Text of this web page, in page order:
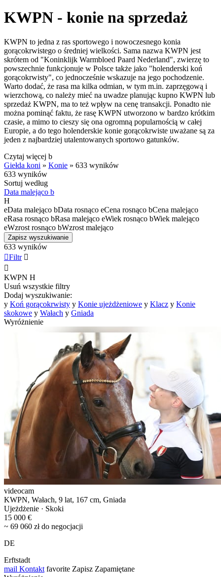
KWPN - konie na sprzedaż
KWPN to jedna z ras sportowego i nowoczesnego konia
gorącokrwistego o średniej wielkości. Sama nazwa KWPN jest
skrótem od "Koninklijk Warmbloed Paard Nederland", zwierzę to
powszechnie funkcjonuje w Polsce także jako "holenderski koń
gorącokrwisty", co jednocześnie wskazuje na jego pochodzenie.
Warto dodać, że rasa ma kilka odmian, w tym m.in. zaprzęgową i
wierzchową, co należy mieć na uwadze planując kupno KWPN lub
sprzedaż KWPN, ma to też wpływ na cenę transakcji. Ponadto nie
można pominąć faktu, że rasę KWPN utworzono w bardzo krótkim
czasie, a mimo to cieszy się ona ogromną popularnością w całej
Europie, a do tego holenderskie konie gorącokrwiste uważane są za
jeden z najbardziej utalentowanych sportowo gatunków.
Czytaj więcej b
Giełda koni » Konie » 633 wyników
633 wyników
Sortuj według
Data malejąco b
H
eData malejąco bData rosnąco eCena rosnąco bCena malejąco
eRasa rosnąco bRasa malejąco eWiek rosnąco bWiek malejąco
eWzrost rosnąco bWzrost malejąco
Zapisz wyszukiwanie
633 wyników
Filtr 

KWPN H
Usuń wszystkie filtry
Dodaj wyszukiwanie:
y Koń gorącokrwisty y Konie ujeżdżeniowe y Klacz y Konie
skokowe y Wałach y Gniada
Wyróżnienie
videocam
KWPN, Wałach, 9 lat, 167 cm, Gniada
Ujeżdżenie · Skoki
15 000 €
~ 69 060 zł do negocjacji
DE
Erftstadt
mail Kontakt favorite Zapisz Zapamiętane